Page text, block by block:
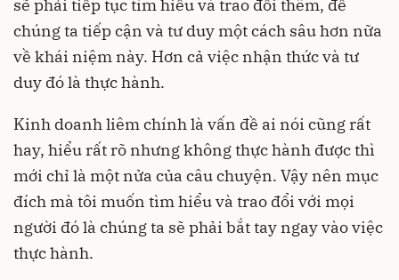
sẽ phải tiếp tục tìm hiểu và trao đổi thêm, để
chúng ta tiếp cận và tư duy một cách sâu hơn nữa
về khái niệm này. Hơn cả việc nhận thức và tư
duy đó là thực hành.
Kinh doanh liêm chính là vấn đề ai nói cũng rất
hay, hiểu rất rõ nhưng không thực hành được thì
mới chỉ là một nửa của câu chuyện. Vậy nên mục
đích mà tôi muốn tìm hiểu và trao đổi với mọi
người đó là chúng ta sẽ phải bắt tay ngay vào việc
thực hành.